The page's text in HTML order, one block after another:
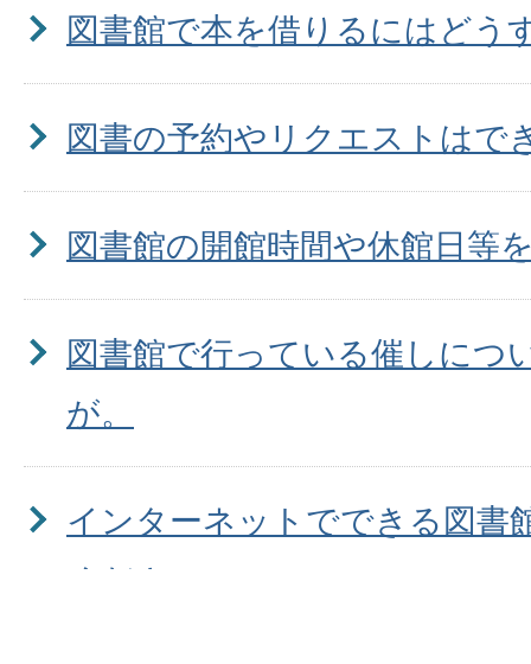
図書館で本を借りるにはどう
図書の予約やリクエストはで
図書館の開館時間や休館日等
図書館で行っている催しにつ
が。
インターネットでできる図書
ください